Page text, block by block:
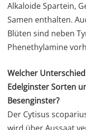
Alkaloide Spartein,
Samen enthalten.
Blüten sind neben
Phenethylamine
Welcher
Edelginster Sorten
Besenginster?
Der Cytisus